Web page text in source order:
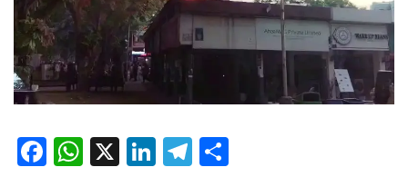
Facebook
WhatsApp
X LinkedIn
Telegram